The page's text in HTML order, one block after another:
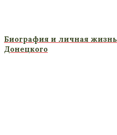
Биография и личная
Донецкого